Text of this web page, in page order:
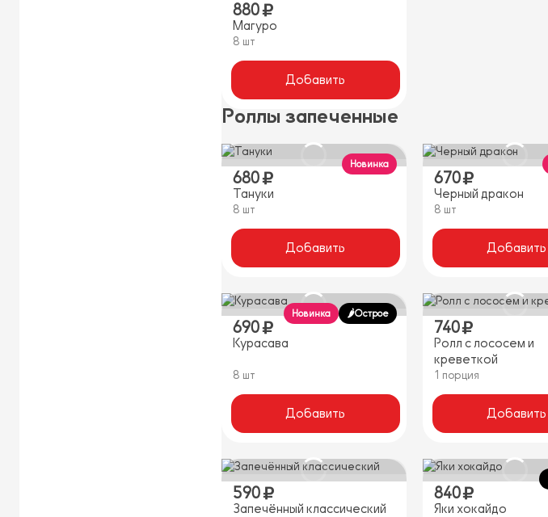
880
Магуро
8 шт
Добавить
Роллы запеченные
680
Тануки
8 шт
Добавить
Новинка
670
Черный дракон
8 шт
Добавить
690
Курасава
8 шт
Добавить
Новинка 🌶️Острое
740
Ролл с лососем и
креветкой
1 порция
Добавить
590
Запечённый классический
840
Яки хокайдо